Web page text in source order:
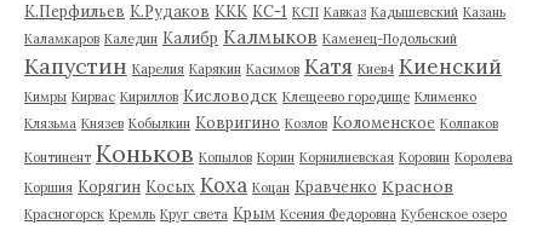
К.Перфильев К.Рудаков ККК КС-1 КСП Кавказ Кадышевский Казань
Каламкаров Каледин Калибр Калмыков Каменец-Подольский
Капустин Карелия Карякин Касимов Катя Киев4 Киенский
Кимры Кирвас Кириллов Кисловодск Клещеево городище Клименко
Клязьма Князев Кобылкин Ковригино Козлов Коломенское Колпаков
Континент Коньков Копылов Корин Корнилиевская Коровин Королева
Коршия Корягин Косых Коха Коцан Кравченко Краснов
Красногорск Кремль Круг света Крым Ксения Федоровна Кубенское озеро